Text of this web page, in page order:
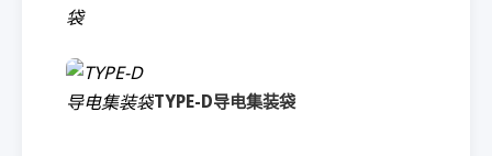
TYPE-D导电集装袋